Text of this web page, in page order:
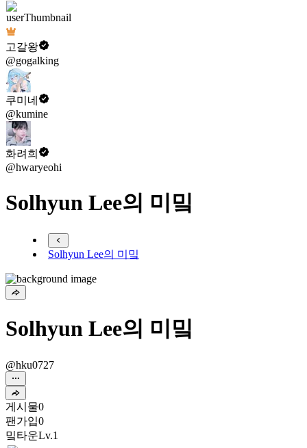
고갈왕
@gogalking
쿠미네
@kumine
화려희
@hwaryeohi
Solhyun Lee의 미밐
Solhyun Lee의 미밐
Solhyun Lee의 미밐
@hku0727
게시물0
팬가입0
밐타운Lv.1